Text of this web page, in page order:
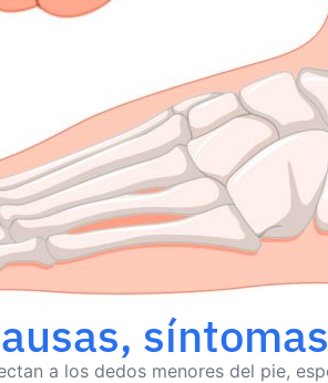
a los dedos menores del pie,